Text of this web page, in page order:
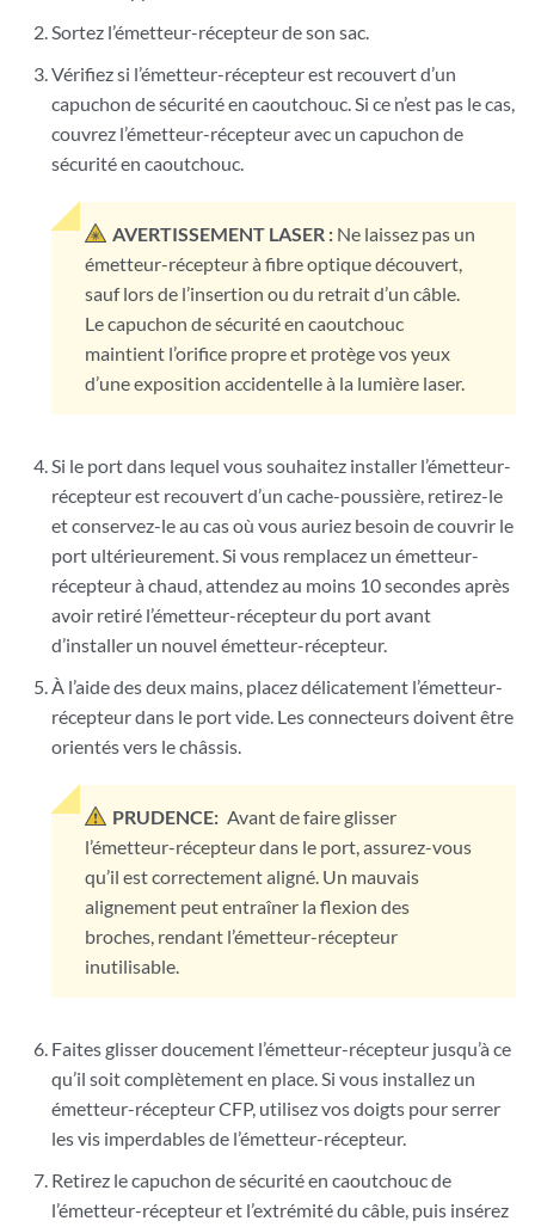
Sortez l’émetteur-récepteur de son sac.
Vérifiez si l’émetteur-récepteur est recouvert d’un
capuchon de sécurité en caoutchouc. Si ce n’est pas le cas,
couvrez l’émetteur-récepteur avec un capuchon de
sécurité en caoutchouc.
AVERTISSEMENT LASER : Ne laissez pas un
émetteur-récepteur à fibre optique découvert,
sauf lors de l’insertion ou du retrait d’un câble.
Le capuchon de sécurité en caoutchouc
maintient l’orifice propre et protège vos yeux
d’une exposition accidentelle à la lumière laser.
Si le port dans lequel vous souhaitez installer l’émetteur-
récepteur est recouvert d’un cache-poussière, retirez-le
et conservez-le au cas où vous auriez besoin de couvrir le
port ultérieurement. Si vous remplacez un émetteur-
récepteur à chaud, attendez au moins 10 secondes après
avoir retiré l’émetteur-récepteur du port avant
d’installer un nouvel émetteur-récepteur.
À l’aide des deux mains, placez délicatement l’émetteur-
récepteur dans le port vide. Les connecteurs doivent être
orientés vers le châssis.
PRUDENCE: Avant de faire glisser
l’émetteur-récepteur dans le port, assurez-vous
qu’il est correctement aligné. Un mauvais
alignement peut entraîner la flexion des
broches, rendant l’émetteur-récepteur
inutilisable.
Faites glisser doucement l’émetteur-récepteur jusqu’à ce
qu’il soit complètement en place. Si vous installez un
émetteur-récepteur CFP, utilisez vos doigts pour serrer
les vis imperdables de l’émetteur-récepteur.
Retirez le capuchon de sécurité en caoutchouc de
l’émetteur-récepteur et l’extrémité du câble, puis insérez